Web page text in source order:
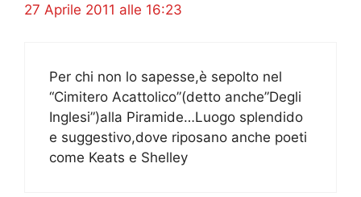
27 Aprile 2011 alle 16:23
Per chi non lo sapesse,è sepolto nel
“Cimitero Acattolico”(detto anche”Degli
Inglesi”)alla Piramide…Luogo splendido
e suggestivo,dove riposano anche poeti
come Keats e Shelley